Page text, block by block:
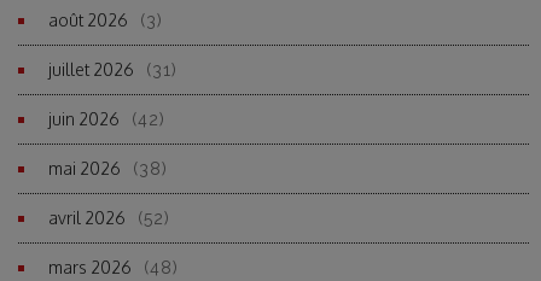
août 2026 (3)
juillet 2026 (31)
juin 2026 (42)
mai 2026 (38)
avril 2026 (52)
mars 2026 (48)